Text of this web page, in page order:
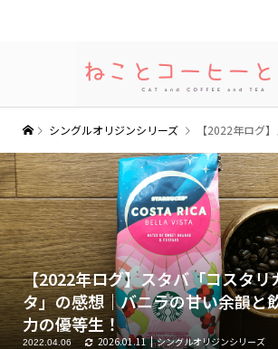
シングルオリジンシリーズ 【2022年ログ】スタバ「コスタリカ ベラ ビス
【2022年ログ】スタバ「コスタリ
タ」の感想｜バニラの甘い余韻と
力の優等生！
2022.04.06 2026.01.11 シングルオリジンシリーズ